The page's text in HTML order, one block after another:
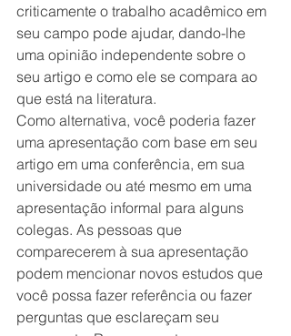
criticamente o trabalho acadêmico em
seu campo pode ajudar, dando-lhe
uma opinião independente sobre o
seu artigo e como ele se compara ao
que está na literatura.
Como alternativa, você poderia fazer
uma apresentação com base em seu
artigo em uma conferência, em sua
universidade ou até mesmo em uma
apresentação informal para alguns
colegas. As pessoas que
comparecerem à sua apresentação
podem mencionar novos estudos que
você possa fazer referência ou fazer
perguntas que esclareçam seu